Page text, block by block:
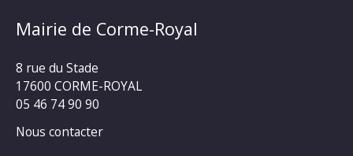
Mairie de Corme-Royal
8 rue du Stade
17600 CORME-ROYAL
05 46 74 90 90
Nous contacter